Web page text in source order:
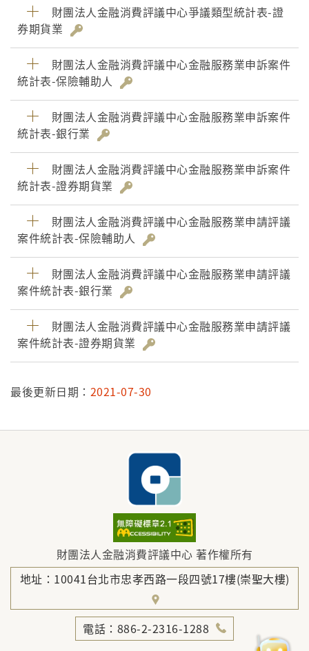
財團法人金融消費評議中心爭議類型統計表-證
券期貨業
財團法人金融消費評議中心金融服務業申訴案件
統計表-保險輔助人
財團法人金融消費評議中心金融服務業申訴案件
統計表-銀行業
財團法人金融消費評議中心金融服務業申訴案件
統計表-證券期貨業
財團法人金融消費評議中心金融服務業申請評議
案件統計表-保險輔助人
財團法人金融消費評議中心金融服務業申請評議
案件統計表-銀行業
財團法人金融消費評議中心金融服務業申請評議
案件統計表-證券期貨業
最後更新日期： 2021-07-30
財團法人金融消費評議中心 著作權所有
地址：10041台北市忠孝西路一段四號17樓(崇聖大樓)
電話：886-2-2316-1288